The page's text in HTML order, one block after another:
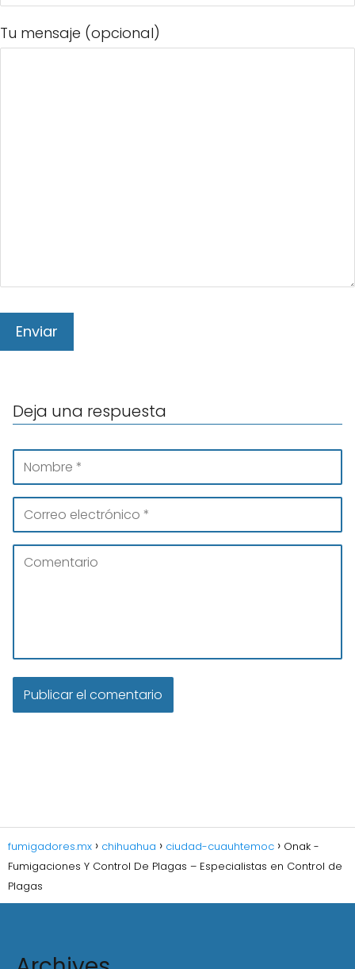
Tu mensaje (opcional)
Deja una respuesta
fumigadores.mx chihuahua ciudad-cuauhtemoc
Onak -
Fumigaciones Y Control De Plagas – Especialistas en Control de
Plagas